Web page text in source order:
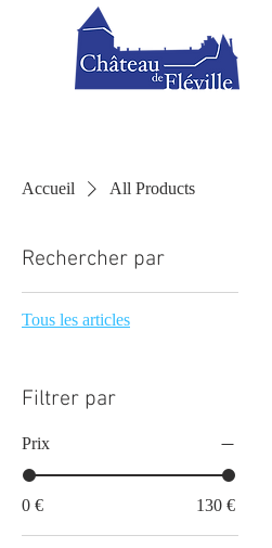
Accueil All Products
Rechercher par
Tous les articles
Filtrer par
Prix
0 € 130 €